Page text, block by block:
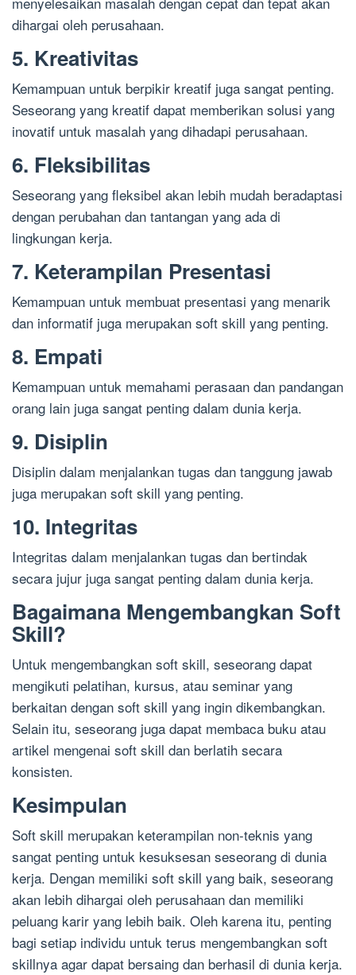
dihargai oleh perusahaan.
5. Kreativitas
Kemampuan untuk berpikir kreatif juga sangat penting.
Seseorang yang kreatif dapat memberikan solusi yang
inovatif untuk masalah yang dihadapi perusahaan.
6. Fleksibilitas
Seseorang yang fleksibel akan lebih mudah beradaptasi
dengan perubahan dan tantangan yang ada di
lingkungan kerja.
7. Keterampilan Presentasi
Kemampuan untuk membuat presentasi yang menarik
dan informatif juga merupakan soft skill yang penting.
8. Empati
Kemampuan untuk memahami perasaan dan pandangan
orang lain juga sangat penting dalam dunia kerja.
9. Disiplin
Disiplin dalam menjalankan tugas dan tanggung jawab
juga merupakan soft skill yang penting.
10. Integritas
Integritas dalam menjalankan tugas dan bertindak
secara jujur juga sangat penting dalam dunia kerja.
Bagaimana Mengembangkan Soft
Skill?
Untuk mengembangkan soft skill, seseorang dapat
mengikuti pelatihan, kursus, atau seminar yang
berkaitan dengan soft skill yang ingin dikembangkan.
Selain itu, seseorang juga dapat membaca buku atau
artikel mengenai soft skill dan berlatih secara
konsisten.
Kesimpulan
Soft skill merupakan keterampilan non-teknis yang
sangat penting untuk kesuksesan seseorang di dunia
kerja. Dengan memiliki soft skill yang baik, seseorang
akan lebih dihargai oleh perusahaan dan memiliki
peluang karir yang lebih baik. Oleh karena itu, penting
bagi setiap individu untuk terus mengembangkan soft
skillnya agar dapat bersaing dan berhasil di dunia kerja.